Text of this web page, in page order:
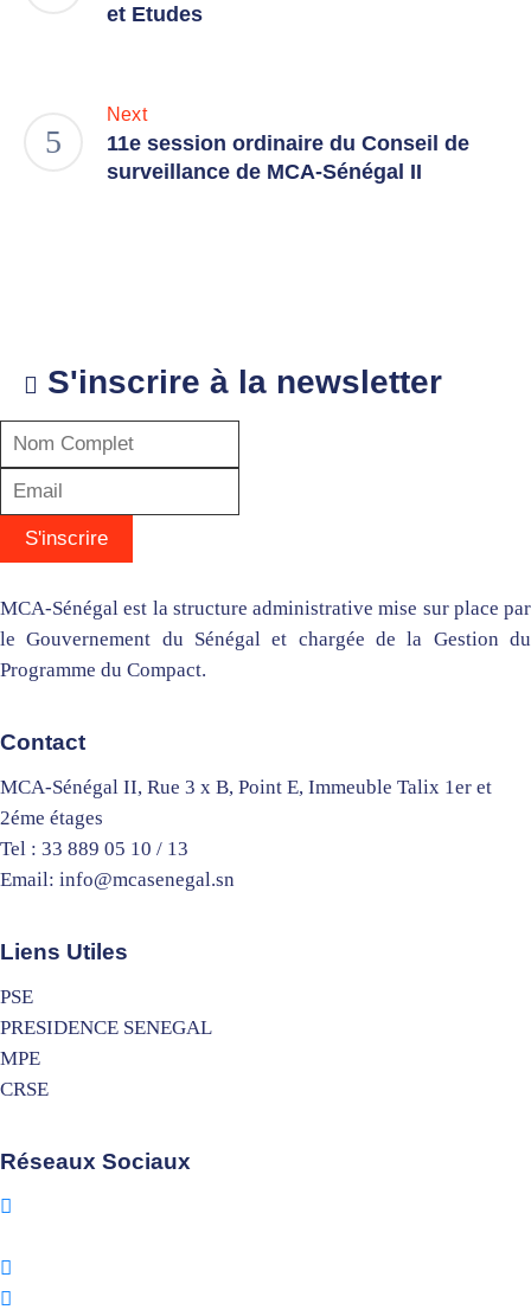
et Etudes
Next
11e session ordinaire du Conseil de
surveillance de MCA-Sénégal II
S'inscrire à la newsletter
MCA-Sénégal est la structure administrative mise sur place par
le Gouvernement du Sénégal et chargée de la Gestion du
Programme du Compact.
Contact
MCA-Sénégal II, Rue 3 x B, Point E, Immeuble Talix 1er et
2éme étages
Tel : 33 889 05 10 / 13
Email: info@mcasenegal.sn
Liens Utiles
PSE
PRESIDENCE SENEGAL
MPE
CRSE
Réseaux Sociaux